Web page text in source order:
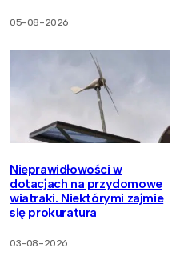
05-08-2026
Nieprawidłowości w
dotacjach na przydomowe
wiatraki. Niektórymi zajmie
się prokuratura
03-08-2026